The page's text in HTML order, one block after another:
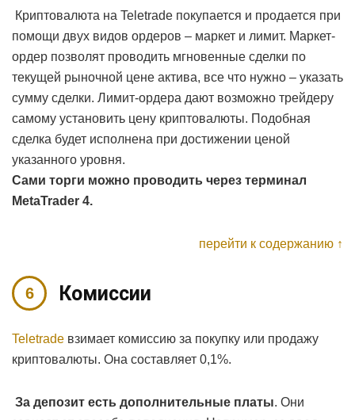
Криптовалюта на Teletrade покупается и продается при
помощи двух видов ордеров – маркет и лимит. Маркет-
ордер позволят проводить мгновенные сделки по
текущей рыночной цене актива, все что нужно – указать
сумму сделки. Лимит-ордера дают возможно трейдеру
самому установить цену криптовалюты. Подобная
сделка будет исполнена при достижении ценой
указанного уровня.
Сами торги можно проводить через терминал
MetaTrader 4.
перейти к содержанию ↑
Комиссии
Teletrade взимает комиссию за покупку или продажу
криптовалюты. Она составляет 0,1%.
За депозит есть дополнительные платы. Они